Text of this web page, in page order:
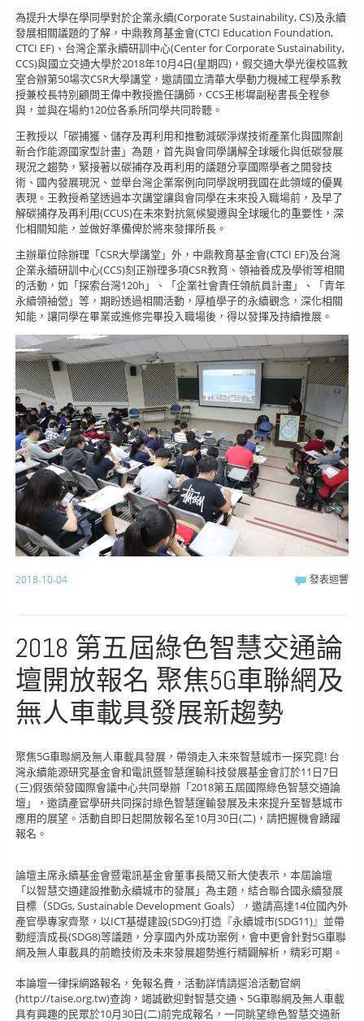
為提升大學在學同學對於企業永續(Corporate Sustainability, CS)及永續
發展相關議題的了解，中鼎教育基金會(CTCI Education Foundation,
CTCI EF)、台灣企業永續研訓中心(Center for Corporate Sustainability,
CCS)與國立交通大學於2018年10月4日(星期四)，假交通大學光復校區教
室合辦第50場次CSR大學講堂，邀請國立清華大學動力機械工程學系教
授兼校長特別顧問王偉中教授擔任講師，CCS王彬墀副秘書長全程參
與，並與在場約120位各系所同學共同聆聽。
王教授以「碳捕獲、儲存及再利用和推動減碳淨煤技術產業化與國際創
新合作能源國家型計畫」為題，首先與會同學講解全球暖化與低碳發展
現況之趨勢，緊接著以碳捕存及再利用的議題分享國際學者之開發技
術、國內發展現況、並舉台灣企業案例向同學說明我國在此領域的優異
表現。王教授希望透過本次講堂讓與會同學在未來投入職場前，及早了
解碳捕存及再利用(CCUS)在未來對抗氣候變遷與全球暖化的重要性，深
化相關知能，並做好準備俾於將來發揮所長。
主辦單位除辦理「CSR大學講堂」外，中鼎教育基金會(CTCI EF)及台灣
企業永續研訓中心(CCS)刻正辦理多項CSR教育、領袖養成及學術等相關
的活動，如「探索台灣120h」、「企業社會責任領航員計畫」、「青年
永續領袖營」等，期盼透過相關活動，厚植學子的永續觀念，深化相關
知能，讓同學在畢業或進修完畢投入職場後，得以發揮及持續推展。
2018-10-04 發表迴響
2018 第五屆綠色智慧交通論
壇開放報名 聚焦5G車聯網及
無人車載具發展新趨勢
聚焦5G車聯網及無人車載具發展，帶領走入未來智慧城市一探究竟! 台
灣永續能源研究基金會和電訊暨智慧運輸科技發展基金會訂於11日7日
(三)假張榮發國際會議中心共同舉辦「2018第五屆國際綠色智慧交通論
壇」，邀請產官學研共同探討綠色智慧運輸發展及未來提升至智慧城市
應用的展望。活動自即日起開放報名至10月30日(二)，請把握機會踴躍
報名。
論壇主席永續基金會暨電訊基金會董事長簡又新大使表示，本屆論壇
「以智慧交通建設推動永續城市的發展」為主題，結合聯合國永續發展
目標（SDGs, Sustainable Development Goals），邀請高達14位國內外
產官學專家齊聚，以ICT基礎建設(SDG9)打造『永續城市(SDG11)』並帶
動經濟成長(SDG8)等議題，分享國內外成功案例，會中更會針對5G車聯
網及無人車載具的前瞻技術及未來發展趨勢進行精闢解析，精彩可期。
本論壇一律採網路報名，免報名費，活動詳情請逕洽活動官網
(http://taise.org.tw)查詢，竭誠歡迎對智慧交通、5G車聯網及無人車載
具有興趣的民眾於10月30日(二)前完成報名，一同眺望綠色智慧交通新